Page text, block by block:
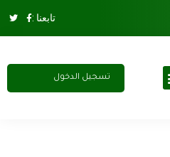
تابعنا :
تسجيل الدخول